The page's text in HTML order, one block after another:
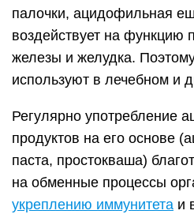
палочки, ацидофильная
воздействует на функцию
железы и желудка.
используют в лечебном и
Регулярно употребление
продуктов на его основе
паста, простокваша)
на обменные процессы
укреплению иммунитета и